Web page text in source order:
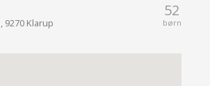
52
børn
9270 Klarup